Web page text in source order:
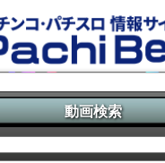
動画検索